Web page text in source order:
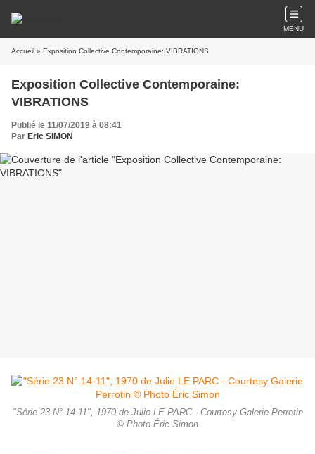
MENU
Accueil » Exposition Collective Contemporaine: VIBRATIONS
Exposition Collective Contemporaine:
VIBRATIONS
Publié le 11/07/2019 à 08:41
Par Eric SIMON
"Série 23 N° 14-11", 1970 de Julio LE PARC - Courtesy Galerie Perrotin
© Photo Éric Simon